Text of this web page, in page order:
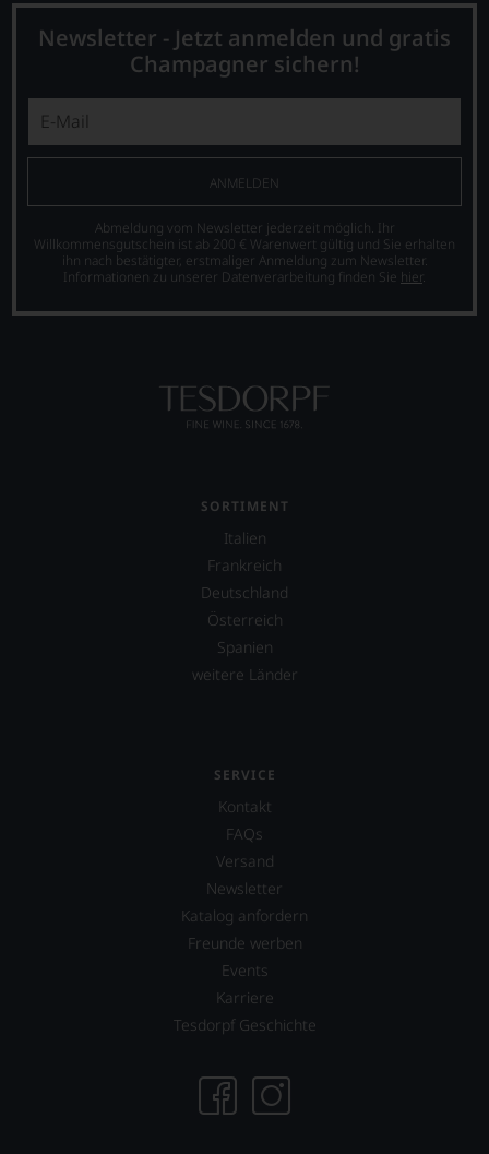
Newsletter - Jetzt anmelden und gratis
Champagner sichern!
ANMELDEN
Abmeldung vom Newsletter jederzeit möglich. Ihr
Willkommensgutschein ist ab 200 € Warenwert gültig und Sie erhalten
ihn nach bestätigter, erstmaliger Anmeldung zum Newsletter.
Informationen zu unserer Datenverarbeitung finden Sie hier.
SORTIMENT
Italien
Frankreich
Deutschland
Österreich
Spanien
weitere Länder
SERVICE
Kontakt
FAQs
Versand
Newsletter
Katalog anfordern
Freunde werben
Events
Karriere
Tesdorpf Geschichte